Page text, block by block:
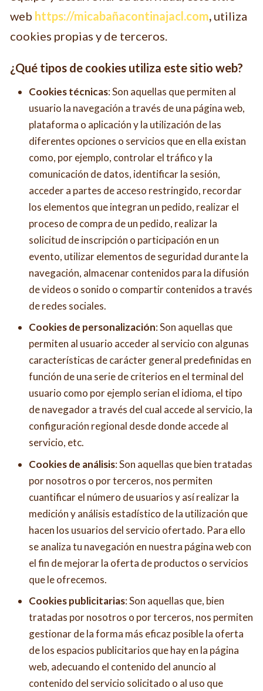
web https://micabañacontinajacl.com, utiliza
cookies propias y de terceros.
¿Qué tipos de cookies utiliza este sitio web?
Cookies técnicas: Son aquellas que permiten al
usuario la navegación a través de una página web,
plataforma o aplicación y la utilización de las
diferentes opciones o servicios que en ella existan
como, por ejemplo, controlar el tráfico y la
comunicación de datos, identificar la sesión,
acceder a partes de acceso restringido, recordar
los elementos que integran un pedido, realizar el
proceso de compra de un pedido, realizar la
solicitud de inscripción o participación en un
evento, utilizar elementos de seguridad durante la
navegación, almacenar contenidos para la difusión
de videos o sonido o compartir contenidos a través
de redes sociales.
Cookies de personalización: Son aquellas que
permiten al usuario acceder al servicio con algunas
características de carácter general predefinidas en
función de una serie de criterios en el terminal del
usuario como por ejemplo serian el idioma, el tipo
de navegador a través del cual accede al servicio, la
configuración regional desde donde accede al
servicio, etc.
Cookies de análisis: Son aquellas que bien tratadas
por nosotros o por terceros, nos permiten
cuantificar el número de usuarios y así realizar la
medición y análisis estadístico de la utilización que
hacen los usuarios del servicio ofertado. Para ello
se analiza tu navegación en nuestra página web con
el fin de mejorar la oferta de productos o servicios
que le ofrecemos.
Cookies publicitarias: Son aquellas que, bien
tratadas por nosotros o por terceros, nos permiten
gestionar de la forma más eficaz posible la oferta
de los espacios publicitarios que hay en la página
web, adecuando el contenido del anuncio al
contenido del servicio solicitado o al uso que